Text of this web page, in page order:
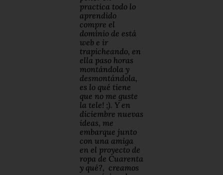
practica todo lo
aprendido
compre el
dominio de está
web e ir
trapicheando, en
ella paso horas
montándola y
desmontándola,
es lo qué tiene
que no me guste
la tele! ;). Y en
diciembre nuevas
ideas, me
embarque junto
con una amiga
en el proyecto de
ropa de Cuarenta
y qué?, creamos